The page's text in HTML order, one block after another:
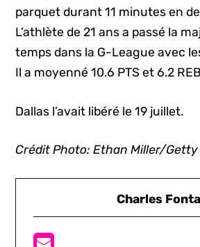
parquet durant 11 minutes en
L’athlète de 21 ans a passé la
temps dans la G-League avec
Il a moyenné 10.6 PTS et 6.2
Dallas l’avait libéré le 19 juillet.
Crédit Photo: Ethan Miller/Getty
Charles